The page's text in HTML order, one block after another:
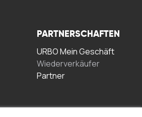
PARTNERSCHAFTEN
URBO Mein Geschäft
Wiederverkäufer
Partner